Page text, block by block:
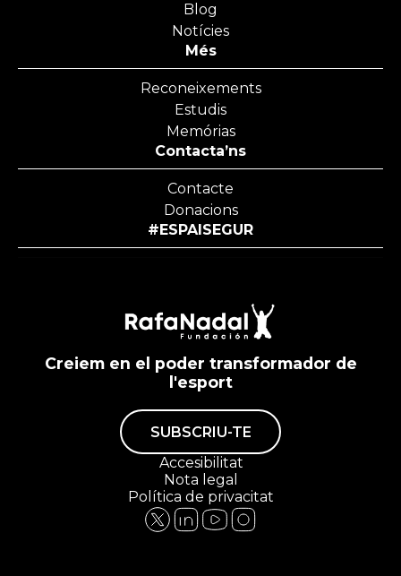
Blog
Notícies
Més
Reconeixements
Estudis
Memórias
Contacta’ns
Contacte
Donacions
#ESPAISEGUR
Creiem en el poder transformador de
l'esport
SUBSCRIU-TE
Accesibilitat
Nota legal
Política de privacitat